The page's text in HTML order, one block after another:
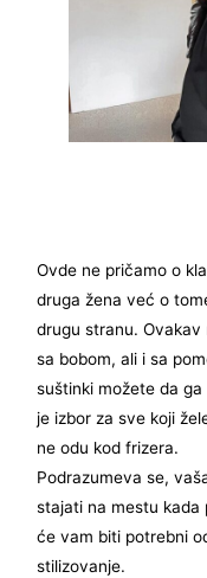
Ovde ne pričamo o
druga žena već o
drugu stranu. Ovakav
sa bobom, ali i sa
suštinki možete da
je izbor za sve koji
ne odu kod frizera.
Podrazumeva se,
stajati na mestu kada
će vam biti potrebni
stilizovanje.